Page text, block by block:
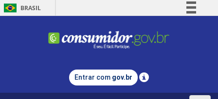
BRASIL
Comunica BR
Legislação
Entrar com gov.br